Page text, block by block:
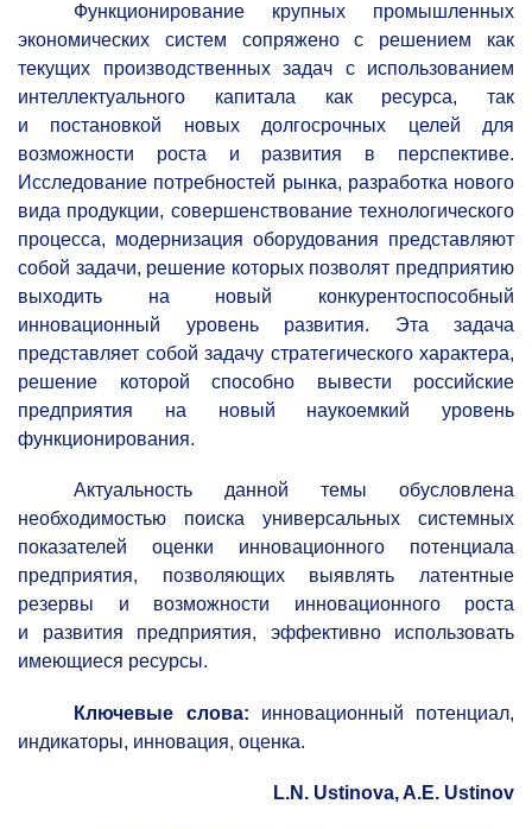
Функционирование крупных промышленных
экономических систем сопряжено с решением как
текущих производственных задач с использованием
интеллектуального капитала как ресурса, так
и постановкой новых долгосрочных целей для
возможности роста и развития в перспективе.
Исследование потребностей рынка, разработка нового
вида продукции, совершенствование технологического
процесса, модернизация оборудования представляют
собой задачи, решение которых позволят предприятию
выходить на новый конкурентоспособный
инновационный уровень развития. Эта задача
представляет собой задачу стратегического характера,
решение которой способно вывести российские
предприятия на новый наукоемкий уровень
функционирования.
Актуальность данной темы обусловлена
необходимостью поиска универсальных системных
показателей оценки инновационного потенциала
предприятия, позволяющих выявлять латентные
резервы и возможности инновационного роста
и развития предприятия, эффективно использовать
имеющиеся ресурсы.
Ключевые слова: инновационный потенциал,
индикаторы, инновация, оценка.
L.N. Ustinova, A.E. Ustinov